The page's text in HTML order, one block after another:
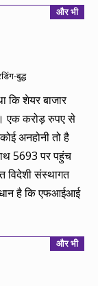
और भी
बुद्ध
कि शेयर बाजार
एक करोड़ रुपए से
अनहोनी तो है
5693 पर पहुंच
विदेशी संस्थागत
है कि एफआईआई
और भी